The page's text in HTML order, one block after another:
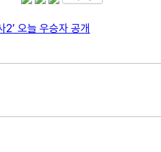
2’ 오늘 우승자 공개